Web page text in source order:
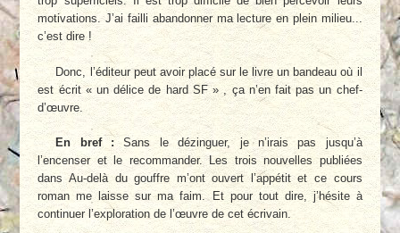
motivations. J’ai failli abandonner ma lecture en plein milieu...
c’est dire !
Donc, l’éditeur peut avoir placé sur le livre un bandeau où il
est écrit « un délice de hard SF » , ça n’en fait pas un chef-
d’œuvre.
En bref : Sans le dézinguer, je n’irais pas jusqu’à
l’encenser et le recommander. Les trois nouvelles publiées
dans Au-delà du gouffre m’ont ouvert l’appétit et ce cours
roman me laisse sur ma faim. Et pour tout dire, j’hésite à
continuer l’exploration de l’œuvre de cet écrivain.